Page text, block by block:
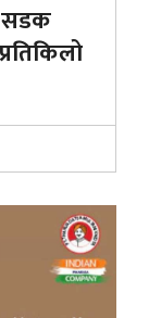
सडक